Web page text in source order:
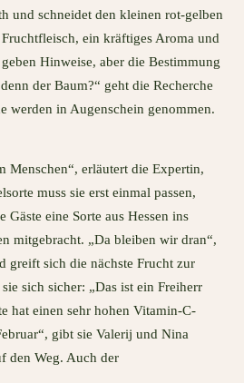
und schneidet den kleinen rot-gelben
ein kräftiges Aroma und
Hinweise, aber die Bestimmung
der Baum?“ geht die Recherche
werden in Augenschein genommen.
Menschen“, erläutert die Expertin,
muss sie erst einmal passen,
Gäste eine Sorte aus Hessen ins
mitgebracht. „Da bleiben wir dran“,
greift sich die nächste Frucht zur
sich sicher: „Das ist ein Freiherr
hat einen sehr hohen Vitamin-C-
gibt sie Valerij und Nina
den Weg. Auch der